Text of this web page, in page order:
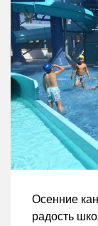
Осенние
радость